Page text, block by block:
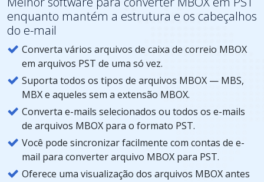
enquanto mantém a estrutura e os cabeçalhos
do e-mail
Converta vários arquivos de caixa de correio MBOX
em arquivos PST de uma só vez.
Suporta todos os tipos de arquivos MBOX — MBS,
MBX e aqueles sem a extensão MBOX.
Converta e-mails selecionados ou todos os e-mails
de arquivos MBOX para o formato PST.
Você pode sincronizar facilmente com contas de e-
mail para converter arquivo MBOX para PST.
Oferece uma visualização dos arquivos MBOX antes